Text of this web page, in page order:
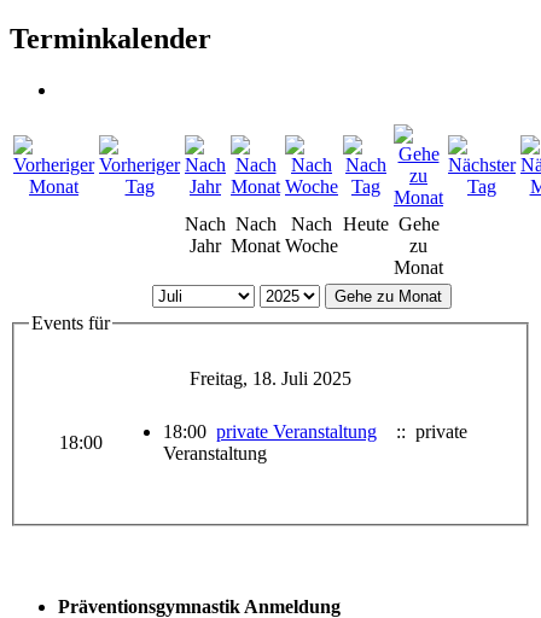
Terminkalender
Nach
Jahr
Nach
Monat
Nach
Woche
Heute Gehe
zu
Monat
Gehe zu Monat
Events für
Freitag, 18. Juli 2025
18:00
18:00 private Veranstaltung
:: private
Veranstaltung
Präventionsgymnastik Anmeldung